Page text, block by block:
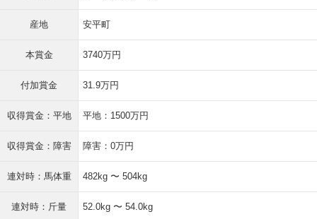
産地 安平町
本賞金 3740万円
付加賞金 31.9万円
収得賞金：平地 平地：1500万円
収得賞金：障害 障害：0万円
連対時：馬体重 482kg 〜 504kg
連対時：斤量 52.0kg 〜 54.0kg